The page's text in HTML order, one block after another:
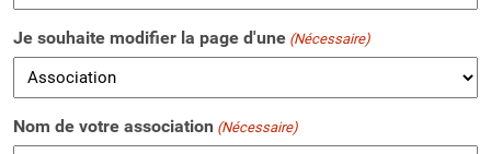
Je souhaite modifier la page d'une (Nécessaire)
Nom de votre association (Nécessaire)